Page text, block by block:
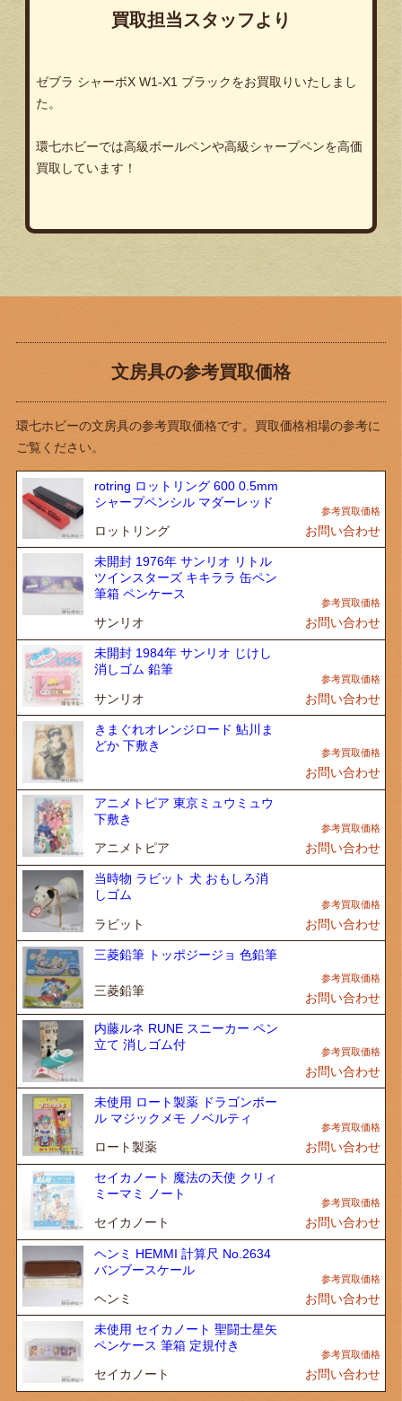
買取担当スタッフより
ゼブラ シャーボX W1-X1 ブラックをお買取りいたしまし
た。
環七ホビーでは高級ボールペンや高級シャープペンを高価
買取しています！
文房具の参考買取価格
環七ホビーの文房具の参考買取価格です。買取価格相場の参考に
ご覧ください。
rotring ロットリング 600 0.5mm
シャープペンシル マダーレッド
ロットリング お問い合わせ
未開封 1976年 サンリオ リトル
ツインスターズ キキララ 缶ペン
筆箱 ペンケース
サンリオ お問い合わせ
未開封 1984年 サンリオ じけし
消しゴム 鉛筆
サンリオ お問い合わせ
きまぐれオレンジロード 鮎川ま
どか 下敷き
お問い合わせ
アニメトピア 東京ミュウミュウ
下敷き
アニメトピア お問い合わせ
当時物 ラビット 犬 おもしろ消
しゴム
ラビット お問い合わせ
三菱鉛筆 トッポジージョ 色鉛筆
三菱鉛筆 お問い合わせ
内藤ルネ RUNE スニーカー ペン
立て 消しゴム付
お問い合わせ
未使用 ロート製薬 ドラゴンボー
ル マジックメモ ノベルティ
ロート製薬 お問い合わせ
セイカノート 魔法の天使 クリィ
ミーマミ ノート
セイカノート お問い合わせ
ヘンミ HEMMI 計算尺 No.2634
バンブースケール
ヘンミ お問い合わせ
未使用 セイカノート 聖闘士星矢
ペンケース 筆箱 定規付き
セイカノート お問い合わせ